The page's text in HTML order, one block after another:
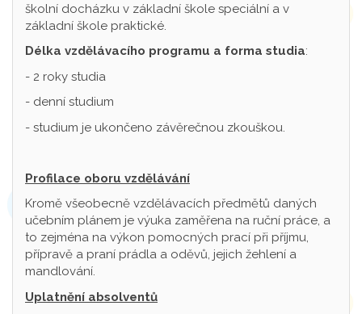
školní docházku v základní škole speciální a v
základní škole praktické.
Délka vzdělávacího programu a forma studia:
- 2 roky studia
- denní studium
- studium je ukončeno závěrečnou zkouškou.
Profilace oboru vzdělávání
Kromě všeobecně vzdělávacích předmětů daných
učebním plánem je výuka zaměřena na ruční práce, a
to zejména na výkon pomocných prací při příjmu,
přípravě a praní prádla a oděvů, jejich žehlení a
mandlování.
Uplatnění absolventů